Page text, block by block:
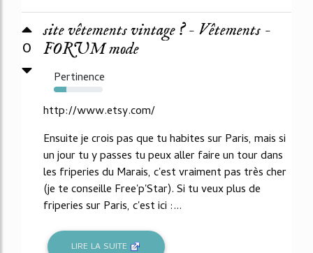
0
site vêtements vintage ? - Vêtements -
FORUM mode
Pertinence
25%
http://www.etsy.com/
Ensuite je crois pas que tu habites sur Paris, mais si
un jour tu y passes tu peux aller faire un tour dans
les friperies du Marais, c'est vraiment pas très cher
(je te conseille Free'p'Star). Si tu veux plus de
friperies sur Paris, c'est ici :...
LIRE LA SUITE